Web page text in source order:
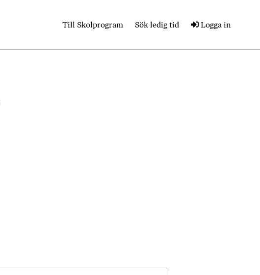
Till Skolprogram Sök ledig tid Logga in